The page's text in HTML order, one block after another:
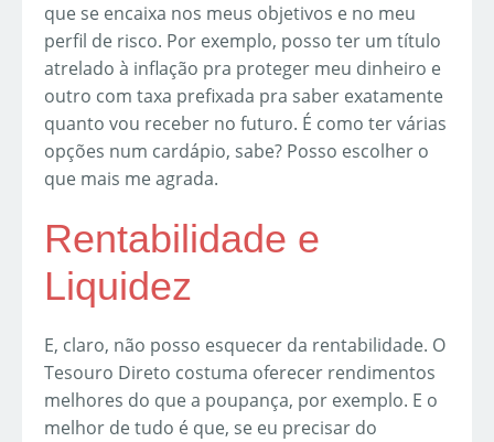
que se encaixa nos meus objetivos e no meu
perfil de risco. Por exemplo, posso ter um título
atrelado à inflação pra proteger meu dinheiro e
outro com taxa prefixada pra saber exatamente
quanto vou receber no futuro. É como ter várias
opções num cardápio, sabe? Posso escolher o
que mais me agrada.
Rentabilidade e
Liquidez
E, claro, não posso esquecer da rentabilidade. O
Tesouro Direto costuma oferecer rendimentos
melhores do que a poupança, por exemplo. E o
melhor de tudo é que, se eu precisar do